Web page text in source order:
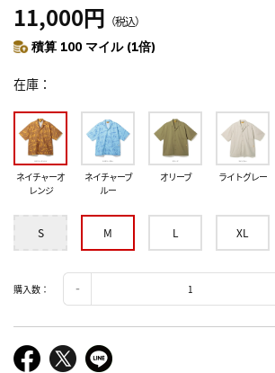
11,000円 （税込）
積算 100 マイル (1倍)
在庫
ネイチャーオ
レンジ
ネイチャーブ
ルー
オリーブ ライトグレー
S M L XL
購入数：